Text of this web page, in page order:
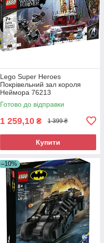
Lego Super Heroes
Покрівельний зал короля
Неймора 76213
Готово до відправки
1 259,10 ₴ 1 399 ₴
Купити
–10%